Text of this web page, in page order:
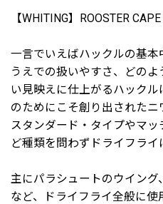
【WHITING】ROOSTER
一言でいえばハックルの基
うえでの扱いやすさ、どの
い見映えに仕上がるハック
のためにこそ創り出されたニ
スタンダード・タイプやマ
ど種類を問わずドライフライ
主にパラシュートのウイング
など、ドライフライ全般に使